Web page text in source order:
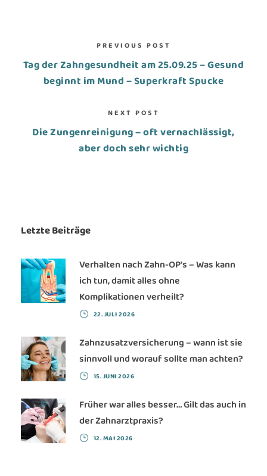
PREVIOUS POST
Tag der Zahngesundheit am 25.09.25 – Gesund
beginnt im Mund – Superkraft Spucke
NEXT POST
Die Zungenreinigung – oft vernachlässigt,
aber doch sehr wichtig
Letzte Beiträge
Verhalten nach Zahn-OP’s – Was kann
ich tun, damit alles ohne
Komplikationen verheilt?
22. JULI 2026
Zahnzusatzversicherung – wann ist sie
sinnvoll und worauf sollte man achten?
15. JUNI 2026
Früher war alles besser… Gilt das auch in
der Zahnarztpraxis?
12. MAI 2026